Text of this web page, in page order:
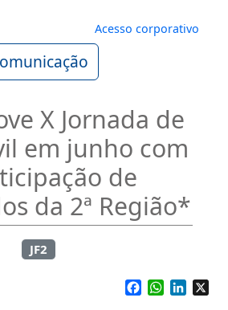
Menu de
Acesso corporativo
X Jornada de
em junho com
de
da 2ª Região*
JF2
Facebook
WhatsApp